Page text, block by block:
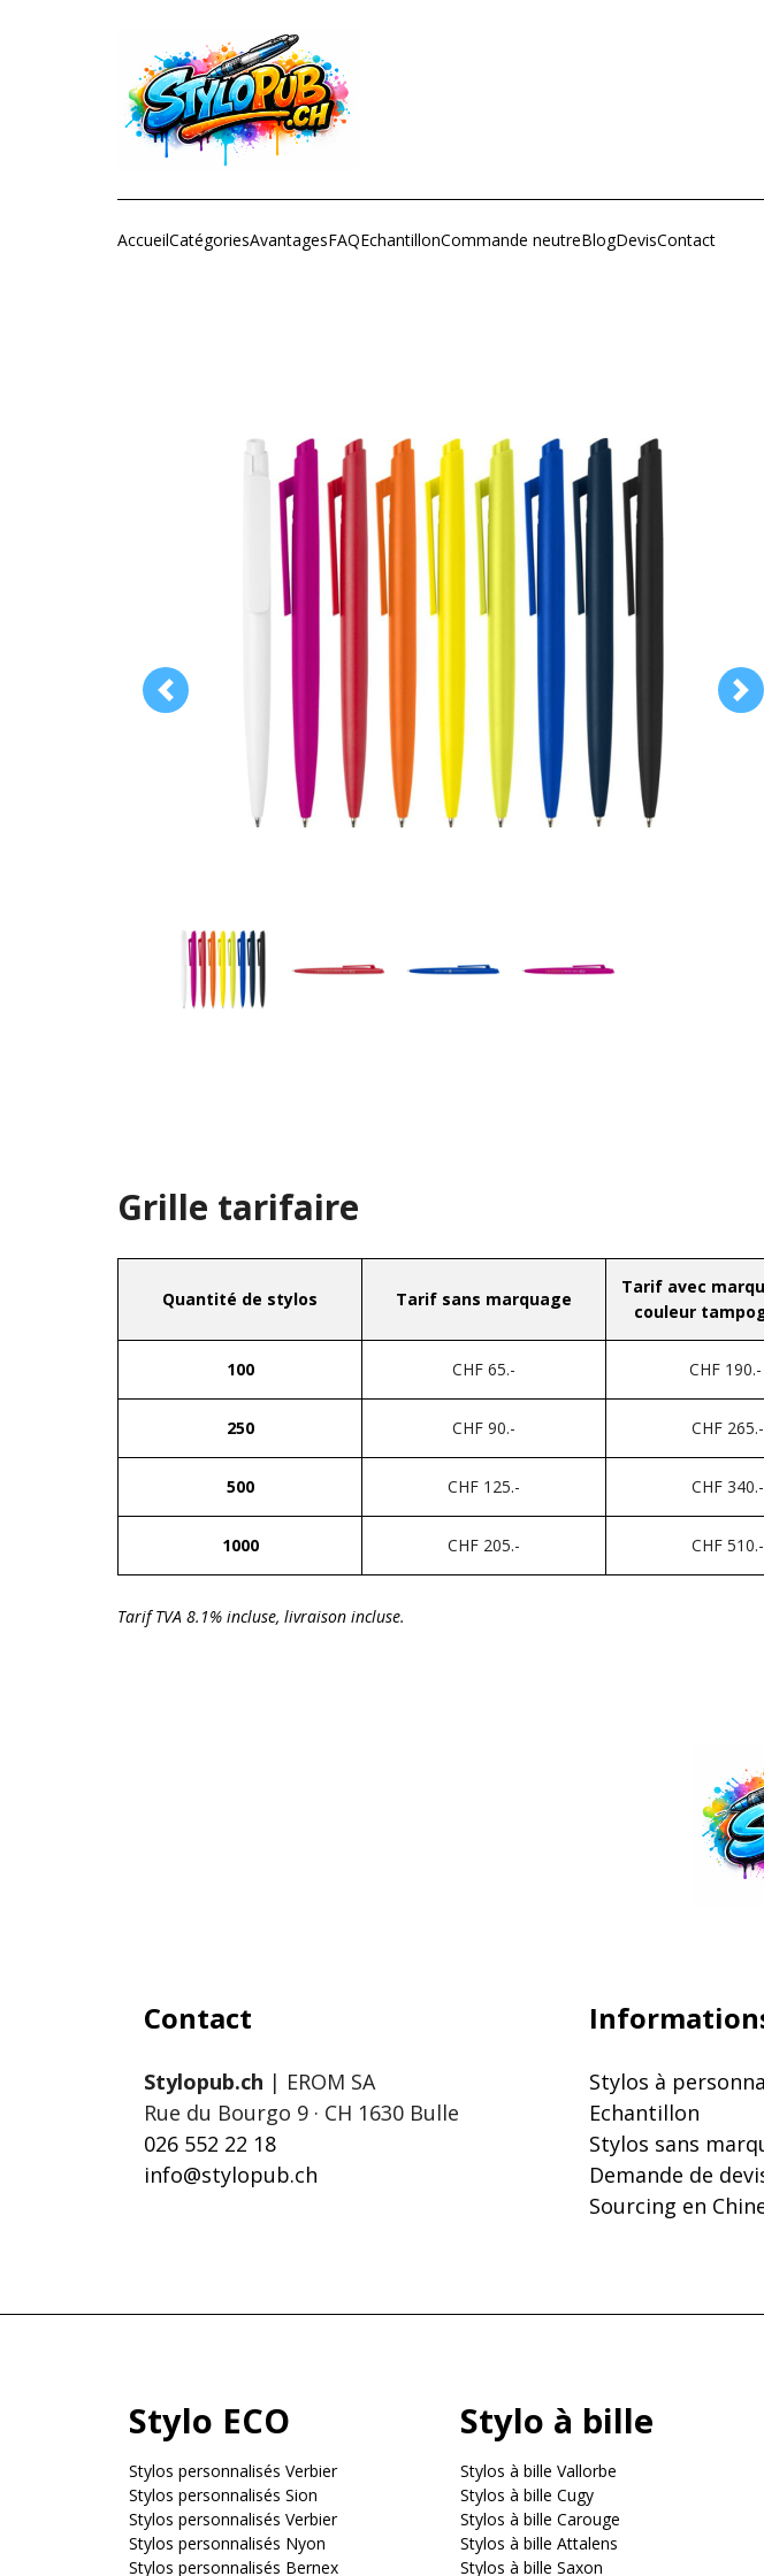
AccueilCatégoriesAvantagesFAQEchantillonCommande neutreBlogDevisContact
Grille tarifaire
Quantité de stylos Tarif sans marquage
Tarif avec
couleur
100 CHF 65.- CHF 190.-
250 CHF 90.- CHF 265.-
500 CHF 125.- CHF 340.-
1000 CHF 205.- CHF 510.-
Tarif TVA 8.1% incluse, livraison incluse.
Contact
Stylopub.ch | EROM SA
Rue du Bourgo 9 · CH 1630 Bulle
026 552 22 18
info@stylopub.ch
Stylos à
Echantillon
Stylos sans
Demande de
Sourcing en
Stylo ECO
Stylos personnalisés Verbier
Stylos personnalisés Sion
Stylos personnalisés Verbier
Stylos personnalisés Nyon
Stylos personnalisés Bernex
Stylo à bille
Stylos à bille Vallorbe
Stylos à bille Cugy
Stylos à bille Carouge
Stylos à bille Attalens
Stylos à bille Saxon